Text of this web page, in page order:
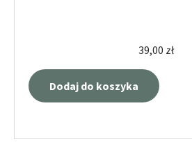
39,00 zł
Dodaj do koszyka